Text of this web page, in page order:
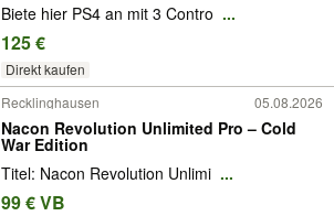
Biete hier PS4 an mit 3 Contro ...
125 €
Direkt kaufen
Recklinghausen 05.08.2026
Nacon Revolution Unlimited Pro – Cold
War Edition
Titel: Nacon Revolution Unlimi ...
99 € VB